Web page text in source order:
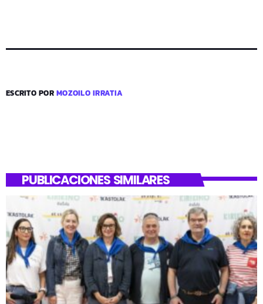
ESCRITO PORMOZOILO IRRATIA
PUBLICACIONES SIMILARES